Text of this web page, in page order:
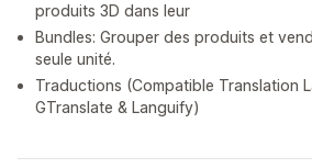
produits 3D dans leur
Bundles: Grouper des produits et
seule unité.
Traductions (Compatible Translation
GTranslate & Languify)